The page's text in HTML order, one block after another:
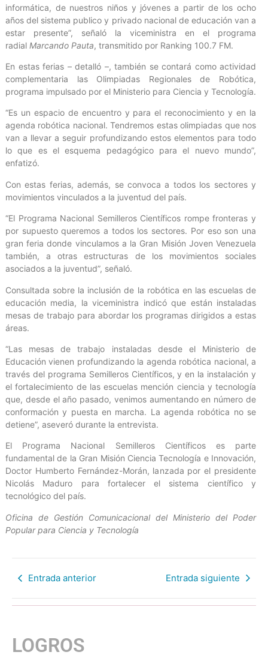
informática, de nuestros niños y jóvenes a partir de los ocho
años del sistema publico y privado nacional de educación van a
estar presente”, señaló la viceministra en el programa
radial Marcando Pauta, transmitido por Ranking 100.7 FM.
En estas ferias – detalló –, también se contará como actividad
complementaria las Olimpiadas Regionales de Robótica,
programa impulsado por el Ministerio para Ciencia y Tecnología.
“Es un espacio de encuentro y para el reconocimiento y en la
agenda robótica nacional. Tendremos estas olimpiadas que nos
van a llevar a seguir profundizando estos elementos para todo
lo que es el esquema pedagógico para el nuevo mundo”,
enfatizó.
Con estas ferias, además, se convoca a todos los sectores y
movimientos vinculados a la juventud del país.
“El Programa Nacional Semilleros Científicos rompe fronteras y
por supuesto queremos a todos los sectores. Por eso son una
gran feria donde vinculamos a la Gran Misión Joven Venezuela
también, a otras estructuras de los movimientos sociales
asociados a la juventud”, señaló.
Consultada sobre la inclusión de la robótica en las escuelas de
educación media, la viceministra indicó que están instaladas
mesas de trabajo para abordar los programas dirigidos a estas
áreas.
“Las mesas de trabajo instaladas desde el Ministerio de
Educación vienen profundizando la agenda robótica nacional, a
través del programa Semilleros Científicos, y en la instalación y
el fortalecimiento de las escuelas mención ciencia y tecnología
que, desde el año pasado, venimos aumentando en número de
conformación y puesta en marcha. La agenda robótica no se
detiene”, aseveró durante la entrevista.
El Programa Nacional Semilleros Científicos es parte
fundamental de la Gran Misión Ciencia Tecnología e Innovación,
Doctor Humberto Fernández-Morán, lanzada por el presidente
Nicolás Maduro para fortalecer el sistema científico y
tecnológico del país.
Oficina de Gestión Comunicacional del Ministerio del Poder
Popular para Ciencia y Tecnología
Entrada anterior Entrada siguiente
LOGROS